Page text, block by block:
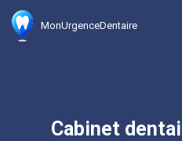
MonUrgenceDentaire
Cabinet